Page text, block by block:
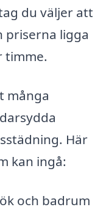
du väljer att
priserna ligga
timme.
många
Här
kan ingå:
och badrum